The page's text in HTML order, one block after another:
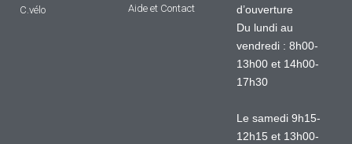
C.vélo
Aide et Contact
d’ouverture
Du lundi au
vendredi : 8h00-
13h00 et 14h00-
17h30
Le samedi 9h15-
12h15 et 13h00-